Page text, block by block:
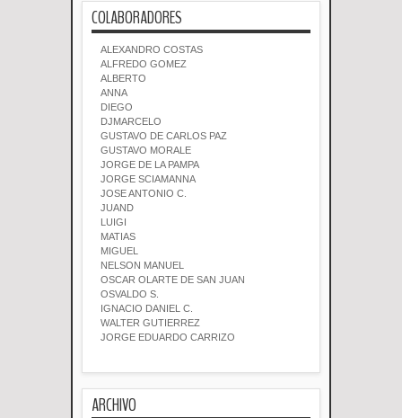
COLABORADORES
ALEXANDRO COSTAS
ALFREDO GOMEZ
ALBERTO
ANNA
DIEGO
DJMARCELO
GUSTAVO DE CARLOS PAZ
GUSTAVO MORALE
JORGE DE LA PAMPA
JORGE SCIAMANNA
JOSE ANTONIO C.
JUAND
LUIGI
MATIAS
MIGUEL
NELSON MANUEL
OSCAR OLARTE DE SAN JUAN
OSVALDO S.
IGNACIO DANIEL C.
WALTER GUTIERREZ
JORGE EDUARDO CARRIZO
ARCHIVO